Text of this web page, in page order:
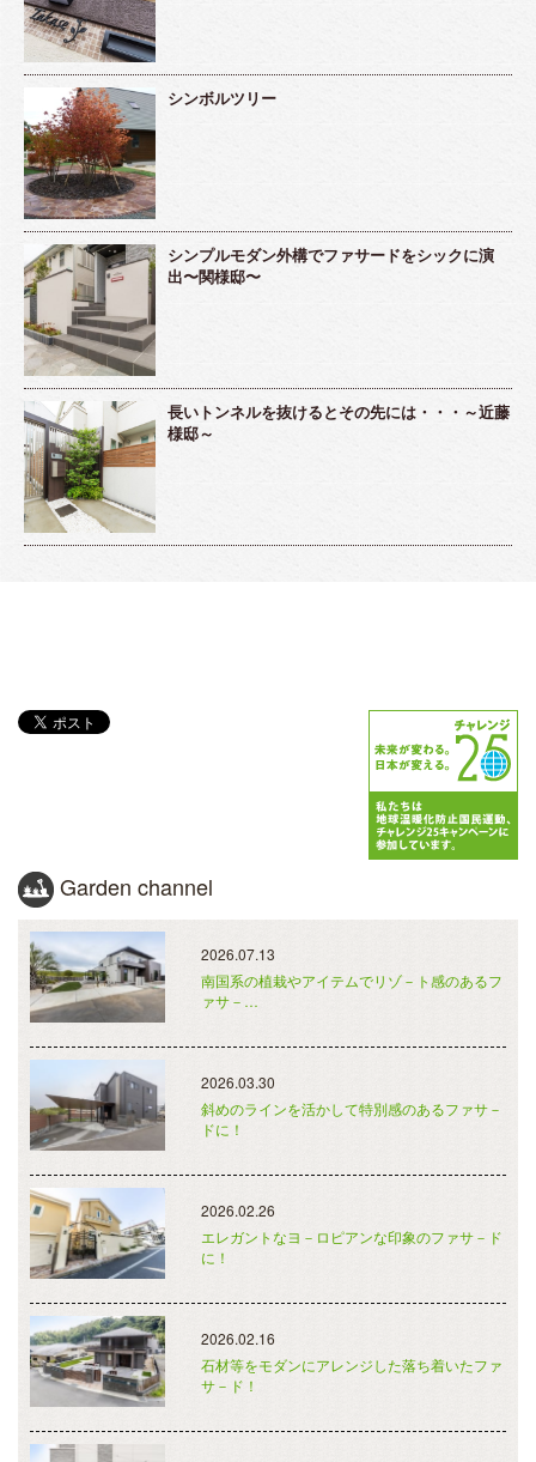
シンボルツリー
シンプルモダン外構でファサードをシックに演
出〜関様邸〜
長いトンネルを抜けるとその先には・・・～近藤
様邸～
Garden channel
2026.07.13
南国系の植栽やアイテムでリゾ－ト感のあるフ
ァサ－…
2026.03.30
斜めのラインを活かして特別感のあるファサ－
ドに！
2026.02.26
エレガントなヨ－ロピアンな印象のファサ－ド
に！
2026.02.16
石材等をモダンにアレンジした落ち着いたファ
サ－ド！